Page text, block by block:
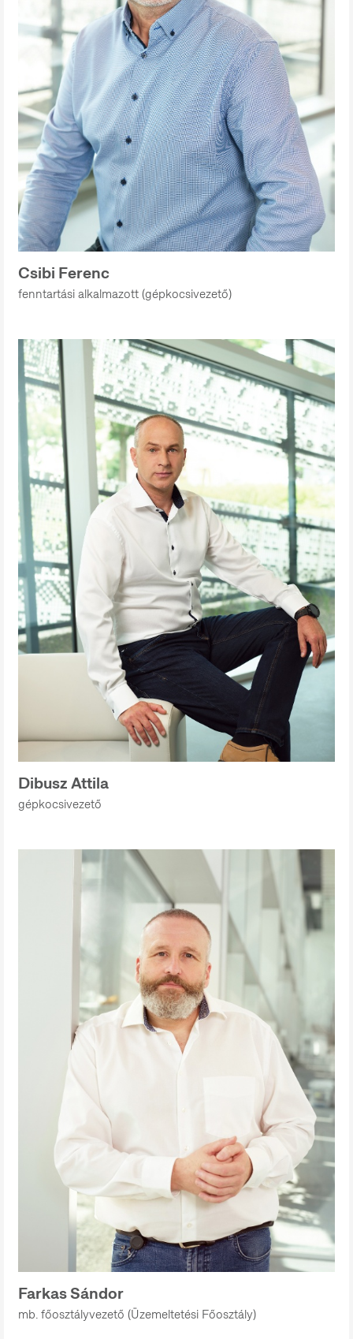
Csibi Ferenc
fenntartási alkalmazott (gépkocsivezető)
Dibusz Attila
gépkocsivezető
Farkas Sándor
mb. főosztályvezető (Üzemeltetési Főosztály)